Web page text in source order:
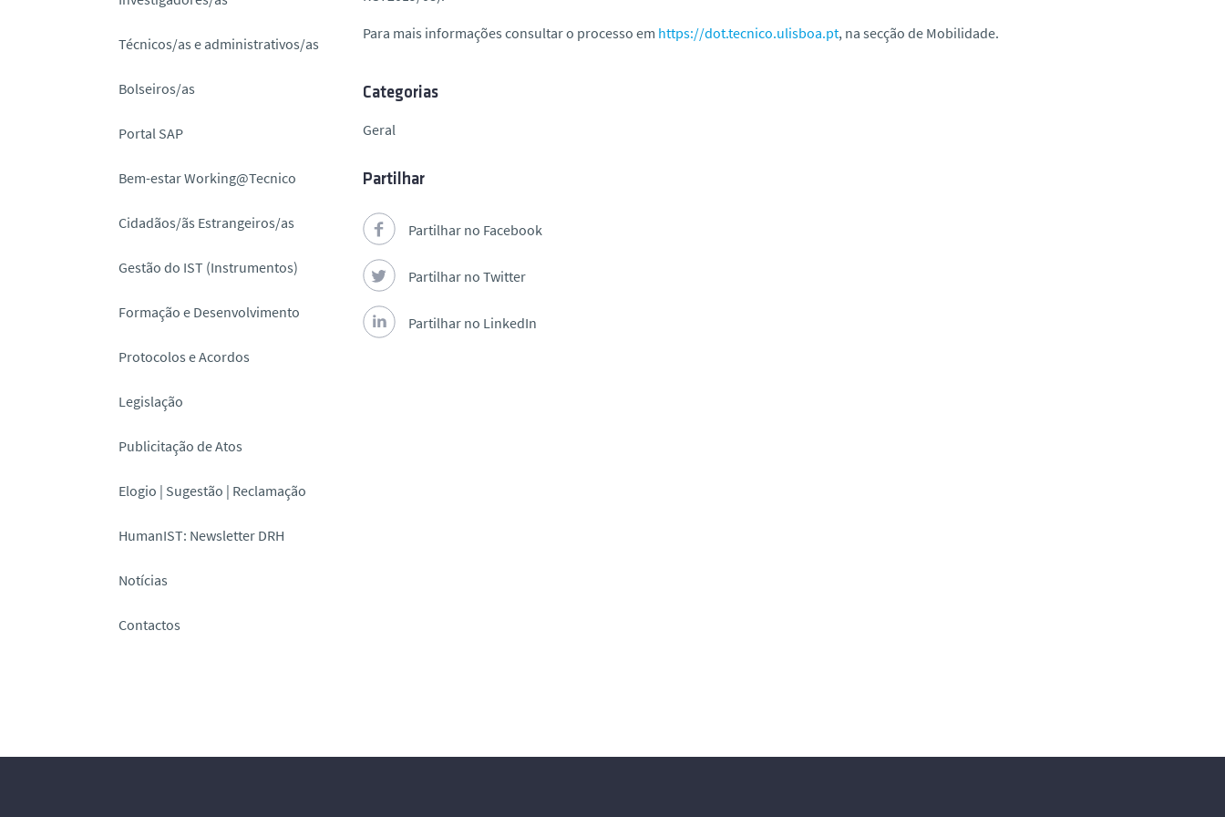
Técnicos/as e administrativos/as
Bolseiros/as
Portal SAP
Bem-estar Working@Tecnico
Cidadãos/ãs Estrangeiros/as
Gestão do IST (Instrumentos)
Formação e Desenvolvimento
Protocolos e Acordos
Legislação
Publicitação de Atos
Elogio | Sugestão | Reclamação
HumanIST: Newsletter DRH
Notícias
Contactos
Para mais informações consultar o processo em https://dot.tecnico.ulisboa.pt, na secção de Mobilidade.
Categorias
Geral
Partilhar
Partilhar no Facebook
Partilhar no Twitter
Partilhar no LinkedIn